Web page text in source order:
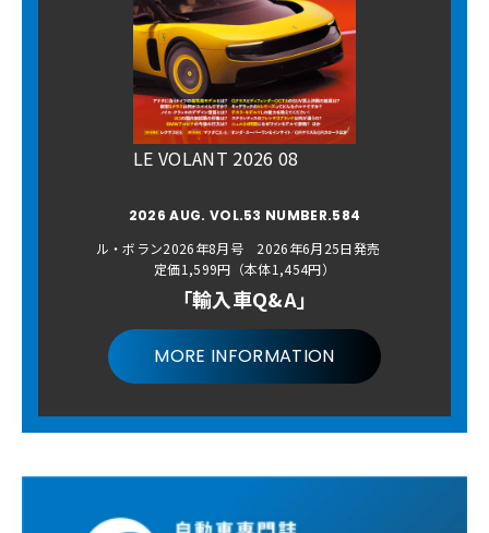
LE VOLANT 2026 08
2026 AUG. VOL.53 NUMBER.584
ル・ボラン2026年8月号 2026年6月25日発売
定価1,599円（本体1,454円）
「輸入車Q&A」
MORE INFORMATION